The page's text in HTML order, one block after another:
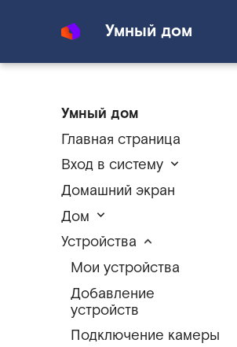
Умный дом
Умный дом
Главная страница
Вход в систему
Домашний экран
Дом
Устройства
Мои устройства
Добавление
устройств
Подключение камеры